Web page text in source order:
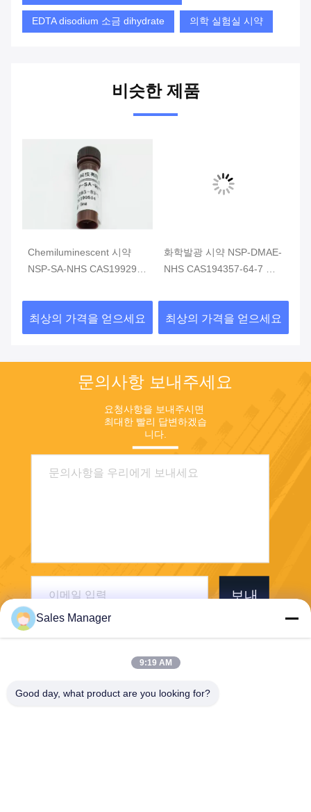
EDTA disodium 소금 dihydrate 의학 실험실 시약
비슷한 제품
Chemiluminescent 시약
NSP-SA-NHS CAS199293-
최상의 가격을 얻으세요
화학발광 시약 NSP-DMAE-
NHS CAS194357-64-7 황
최상의 가격을 얻으세요
문의사항 보내주세요
요청사항을 보내주시면
최대한 빨리 답변하겠습
니다.
보내
Sales Manager
9:19 AM
Good day, what product are you looking for?